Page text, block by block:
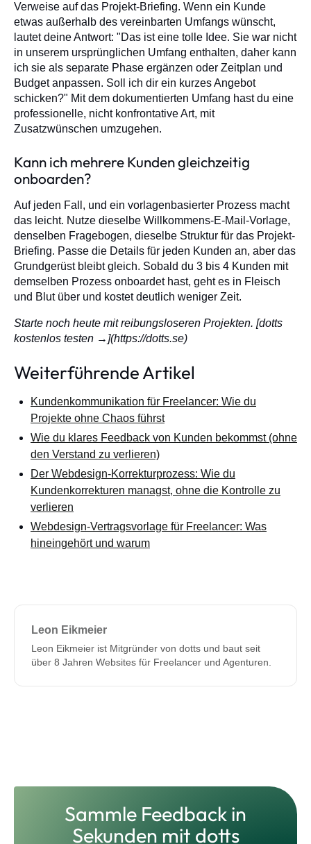
Verweise auf das Projekt-Briefing. Wenn ein Kunde
etwas außerhalb des vereinbarten Umfangs wünscht,
lautet deine Antwort: "Das ist eine tolle Idee. Sie war nicht
in unserem ursprünglichen Umfang enthalten, daher kann
ich sie als separate Phase ergänzen oder Zeitplan und
Budget anpassen. Soll ich dir ein kurzes Angebot
schicken?" Mit dem dokumentierten Umfang hast du eine
professionelle, nicht konfrontative Art, mit
Zusatzwünschen umzugehen.
Kann ich mehrere Kunden gleichzeitig
onboarden?
Auf jeden Fall, und ein vorlagenbasierter Prozess macht
das leicht. Nutze dieselbe Willkommens-E-Mail-Vorlage,
denselben Fragebogen, dieselbe Struktur für das Projekt-
Briefing. Passe die Details für jeden Kunden an, aber das
Grundgerüst bleibt gleich. Sobald du 3 bis 4 Kunden mit
demselben Prozess onboardet hast, geht es in Fleisch
und Blut über und kostet deutlich weniger Zeit.
Starte noch heute mit reibungsloseren Projekten. [dotts
kostenlos testen →](https://dotts.se)
Weiterführende Artikel
Kundenkommunikation für Freelancer: Wie du
Projekte ohne Chaos führst
Wie du klares Feedback von Kunden bekommst (ohne
den Verstand zu verlieren)
Der Webdesign-Korrekturprozess: Wie du
Kundenkorrekturen managst, ohne die Kontrolle zu
verlieren
Webdesign-Vertragsvorlage für Freelancer: Was
hineingehört und warum
Leon Eikmeier
Leon Eikmeier ist Mitgründer von dotts und baut seit
über 8 Jahren Websites für Freelancer und Agenturen.
Sammle Feedback in
Sekunden mit dotts